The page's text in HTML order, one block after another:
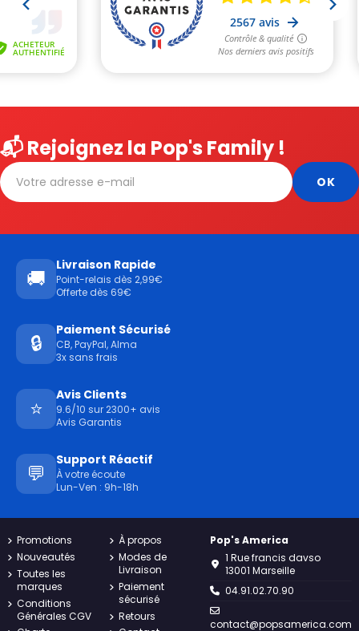
📬 Rejoignez la Pop's Family !
🚚
Livraison Rapide
Point-relais dès 2,99€
Offerte dès 69€
🔒
Paiement Sécurisé
CB, PayPal, Alma
3x sans frais
⭐
Avis Clients
9.6/10 sur 2300+ avis
Avis Garantis
💬
Support Réactif
À votre écoute
Lun-Ven : 9h-18h
Promotions
Nouveautés
Toutes les
marques
Conditions
Générales CGV
À propos
Modes de
Livraison
Paiement
sécurisé
Retours
Pop's America
1 Rue francis davso
13001 Marseille
04.91.02.70.90
contact@popsamerica.com